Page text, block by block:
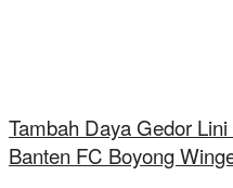
Tambah Daya Gedor
Banten FC Boyong